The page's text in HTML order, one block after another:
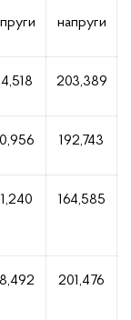
напруги
203,389
192,743
164,585
201,476